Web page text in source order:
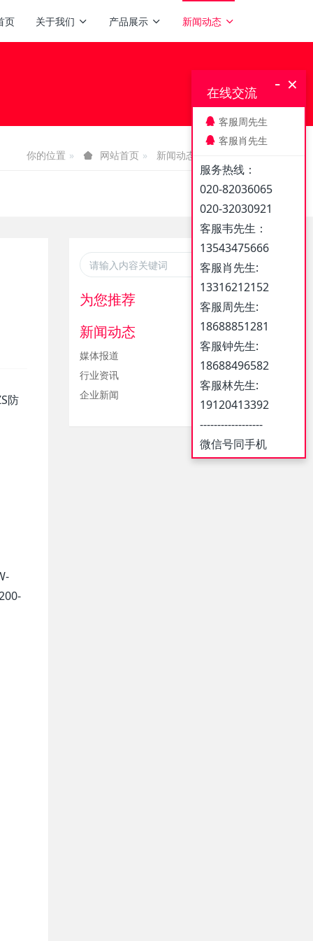
页 关于我们 产品展示 新闻动态
你的位置 网站首页 新闻动态
防
为您推荐
新闻动态
媒体报道
行业资讯
企业新闻
×
-
在线交流
客服周先生
客服肖先生
服务热线：
020-82036065
020-32030921
客服韦先生：
13543475666
客服肖先生:
13316212152
客服周先生:
18688851281
客服钟先生:
18688496582
客服林先生:
19120413392
------------------
微信号同手机